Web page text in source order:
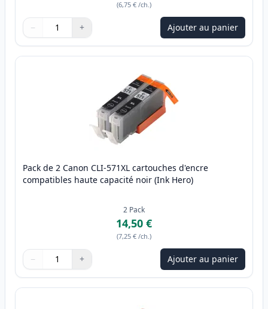
(6,75 € /ch.)
Quantité
Utilisez les boutons pour ajuster
− +
Quantité Ajouter au panier
Pack de 2 Canon CLI-571XL cartouches d'encre
compatibles haute capacité noir (Ink Hero)
2 Pack
14,50 €
(7,25 € /ch.)
Quantité
Utilisez les boutons pour ajuster
− +
Quantité Ajouter au panier